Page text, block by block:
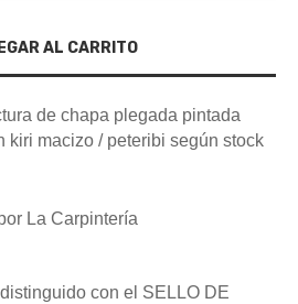
de chapa plegada pintada
kiri macizo / peteribi según stock
La Carpintería
con el SELLO DE